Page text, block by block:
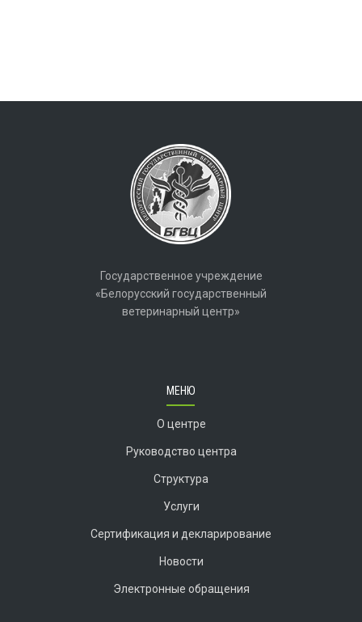
Государственное учреждение
«Белорусский государственный
ветеринарный центр»
МЕНЮ
О центре
Руководство центра
Структура
Услуги
Сертификация и декларирование
Новости
Электронные обращения